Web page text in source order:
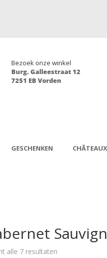
Bezoek onze winkel
Burg. Galleestraat 12
7251 EB Vorden
GESCHENKEN
alle 7 resultatenGesorteerd